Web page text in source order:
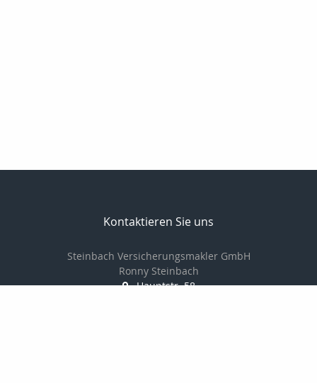
Kontaktieren Sie uns
Steinbach Versicherungsmakler GmbH
Ronny Steinbach
Hauptstr. 58